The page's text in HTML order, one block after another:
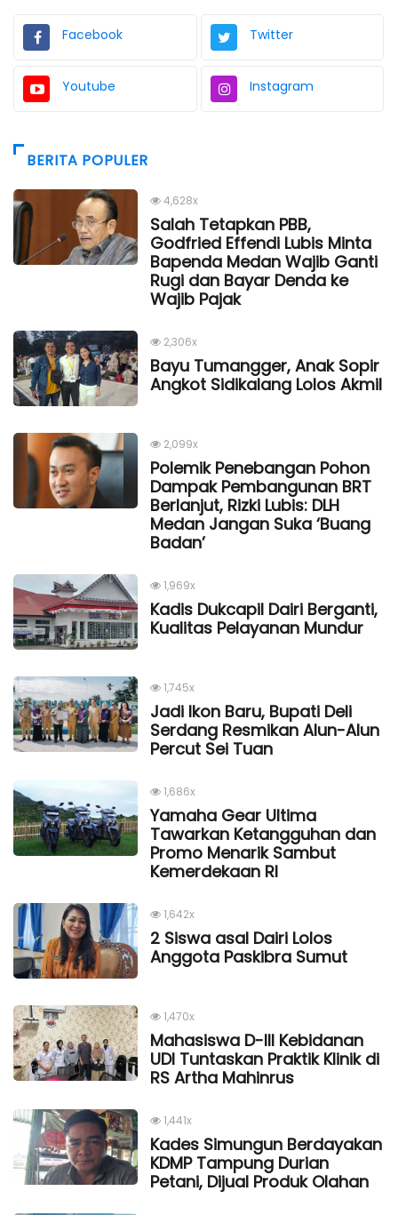
Facebook Twitter
Youtube Instagram
BERITA POPULER
4,628x
Salah Tetapkan PBB,
Godfried Effendi Lubis Minta
Bapenda Medan Wajib Ganti
Rugi dan Bayar Denda ke
Wajib Pajak
2,306x
Bayu Tumangger, Anak Sopir
Angkot Sidikalang Lolos Akmil
2,099x
Polemik Penebangan Pohon
Dampak Pembangunan BRT
Berlanjut, Rizki Lubis: DLH
Medan Jangan Suka ‘Buang
Badan’
1,969x
Kadis Dukcapil Dairi Berganti,
Kualitas Pelayanan Mundur
1,745x
Jadi Ikon Baru, Bupati Deli
Serdang Resmikan Alun-Alun
Percut Sei Tuan
1,686x
Yamaha Gear Ultima
Tawarkan Ketangguhan dan
Promo Menarik Sambut
Kemerdekaan Rl
1,642x
2 Siswa asal Dairi Lolos
Anggota Paskibra Sumut
1,470x
Mahasiswa D-III Kebidanan
UDI Tuntaskan Praktik Klinik di
RS Artha Mahinrus
1,441x
Kades Simungun Berdayakan
KDMP Tampung Durian
Petani, Dijual Produk Olahan